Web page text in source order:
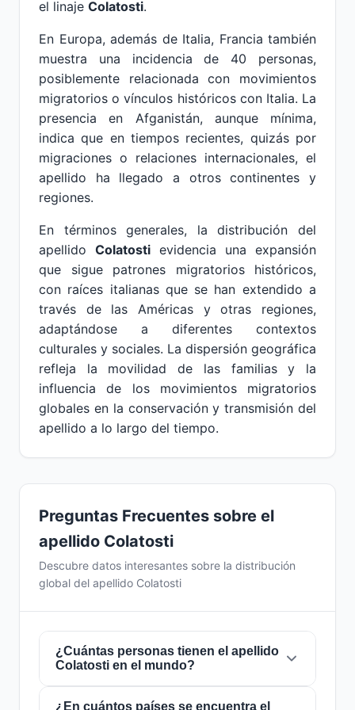
el linaje Colatosti.
En Europa, además de Italia, Francia también
muestra una incidencia de 40 personas,
posiblemente relacionada con movimientos
migratorios o vínculos históricos con Italia. La
presencia en Afganistán, aunque mínima,
indica que en tiempos recientes, quizás por
migraciones o relaciones internacionales, el
apellido ha llegado a otros continentes y
regiones.
En términos generales, la distribución del
apellido Colatosti evidencia una expansión
que sigue patrones migratorios históricos,
con raíces italianas que se han extendido a
través de las Américas y otras regiones,
adaptándose a diferentes contextos
culturales y sociales. La dispersión geográfica
refleja la movilidad de las familias y la
influencia de los movimientos migratorios
globales en la conservación y transmisión del
apellido a lo largo del tiempo.
Preguntas Frecuentes sobre el
apellido Colatosti
Descubre datos interesantes sobre la distribución
global del apellido Colatosti
¿Cuántas personas tienen el apellido
Colatosti en el mundo?
Actualmente hay aproximadamente832
¿En cuántos países se encuentra el